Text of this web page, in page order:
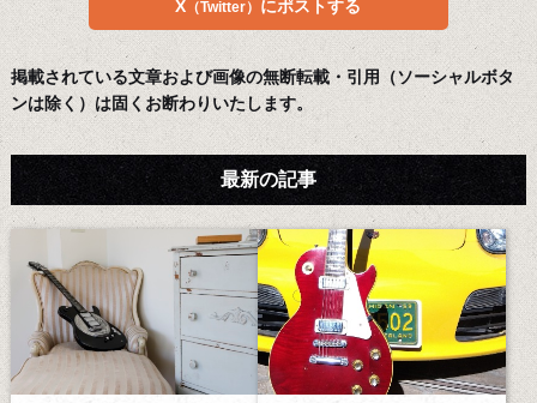
X （Twitter） にポストする
掲載されている文章および画像の無断転載・引用（ソーシャルボタ
ンは除く）は固くお断わりいたします。
最新の記事